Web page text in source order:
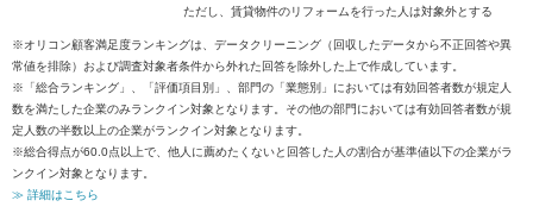
ただし、賃貸物件のリフォームを行った人は対象外とする
※オリコン顧客満足度ランキングは、データクリーニング（回収したデータから不正回答や異
常値を排除）および調査対象者条件から外れた回答を除外した上で作成しています。
※「総合ランキング」、「評価項目別」、部門の「業態別」においては有効回答者数が規定人
数を満たした企業のみランクイン対象となります。その他の部門においては有効回答者数が規
定人数の半数以上の企業がランクイン対象となります。
※総合得点が60.0点以上で、他人に薦めたくないと回答した人の割合が基準値以下の企業がラ
ンクイン対象となります。
≫ 詳細はこちら